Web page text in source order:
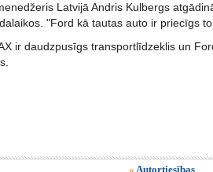
Latvijā Andris Kulbergs
"Ford kā tautas auto ir priecīgs
ir daudzpusīgs transportlīdzeklis un
» Autortiesības